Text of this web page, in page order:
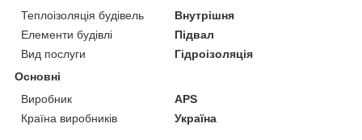
Теплоізоляція будівель
Внутрішня
Елементи будівлі
Підвал
Вид послуги
Гідроізоляція
Основні
Виробник
APS
Країна виробників
Україна